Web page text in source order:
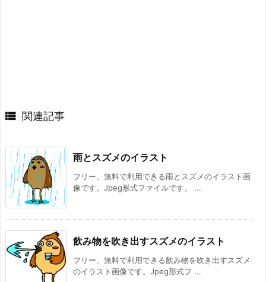
 関連記事
雨とスズメのイラスト
フリー、無料で利用できる雨とスズメのイラスト画
像です。Jpeg形式ファイルです。 ...
飲み物を吹き出すスズメのイラスト
フリー、無料で利用できる飲み物を吹き出すスズメ
のイラスト画像です。Jpeg形式フ ...